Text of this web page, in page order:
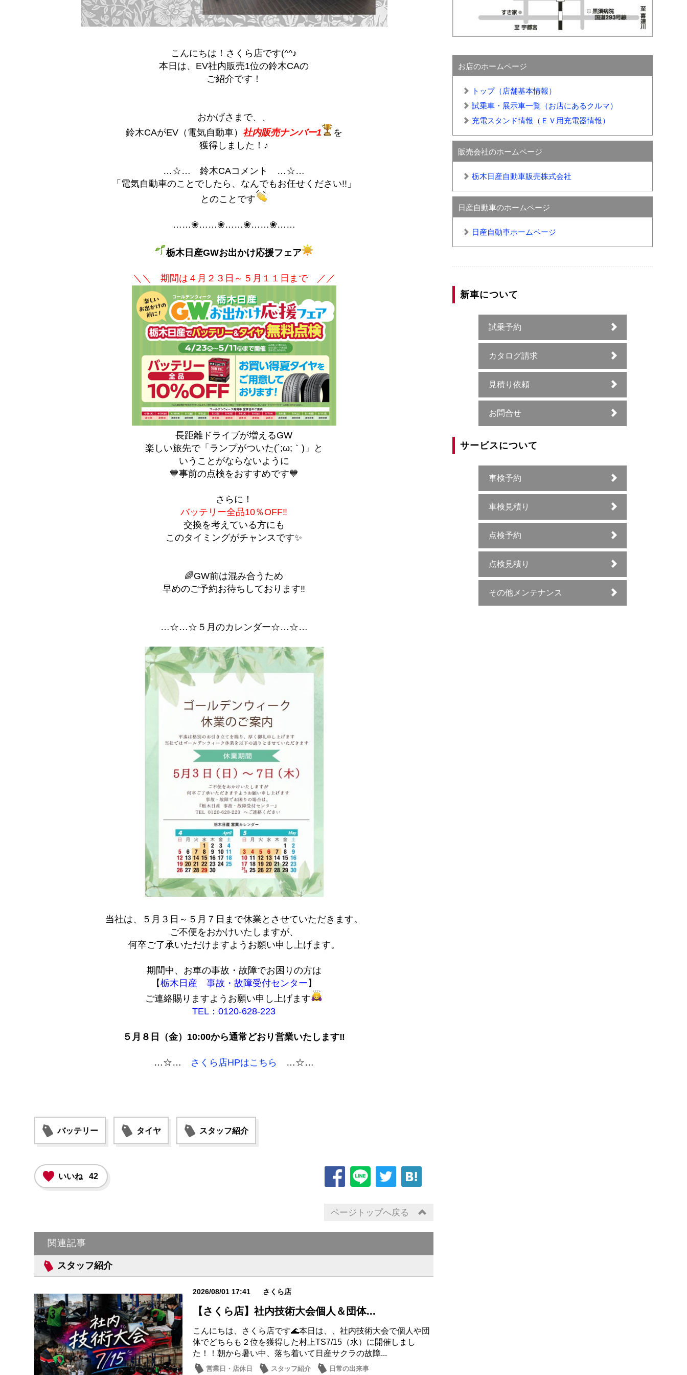
こんにちは！さくら店です(^^♪
本日は、EV社内販売1位の鈴木CAの
ご紹介です！
おかげさまで、、
鈴木CAがEV（電気自動車） 社内販売ナンバー1
を
獲得しました！♪
…☆… 鈴木CAコメント …☆…
「電気自動車のことでしたら、なんでもお任せください!!」
とのことです
……❀……❀……❀……❀……
栃木日産GWお出かけ応援フェア
＼＼ 期間は４月２３日～５月１１日まで ／／
長距離ドライブが増えるGW
楽しい旅先で「ランプがついた(´;ω;｀)」と
いうことがならないように
💙事前の点検をおすすめです💙
さらに！
バッテリー全品10％OFF‼
交換を考えている方にも
このタイミングがチャンスです✨
🌈GW前は混み合うため
早めのご予約お待ちしております‼
…☆…☆５月のカレンダー☆…☆…
当社は、５月３日～５月７日まで休業とさせていただきます。
ご不便をおかけいたしますが、
何卒ご了承いただけますようお願い申し上げます。
期間中、お車の事故・故障でお困りの方は
【栃木日産 事故・故障受付センター 】
ご連絡賜りますようお願い申し上げます
TEL：0120-628-223
５月８日（金）10:00から通常どおり営業いたします‼
…☆… さくら店HPはこちら …☆…
バッテリー タイヤ スタッフ紹介
いいね 42
ページトップへ戻る
関連記事
スタッフ紹介
2026/08/01 17:41 さくら店
【さくら店】社内技術大会個人＆団体...
こんにちは、さくら店です🌊本日は、、社内技術大会で個人や団
体でどちらも２位を獲得した村上TS7/15（水）に開催しまし
た！！朝から暑い中、落ち着いて日産サクラの故障...
営業日・店休日 スタッフ紹介 日常の出来事
お店のホームページ
トップ（店舗基本情報）
試乗車・展示車一覧（お店にあるクルマ）
充電スタンド情報（ＥＶ用充電器情報）
販売会社のホームページ
栃木日産自動車販売株式会社
日産自動車のホームページ
日産自動車ホームページ
新車について
試乗予約
カタログ請求
見積り依頼
お問合せ
サービスについて
車検予約
車検見積り
点検予約
点検見積り
その他メンテナンス